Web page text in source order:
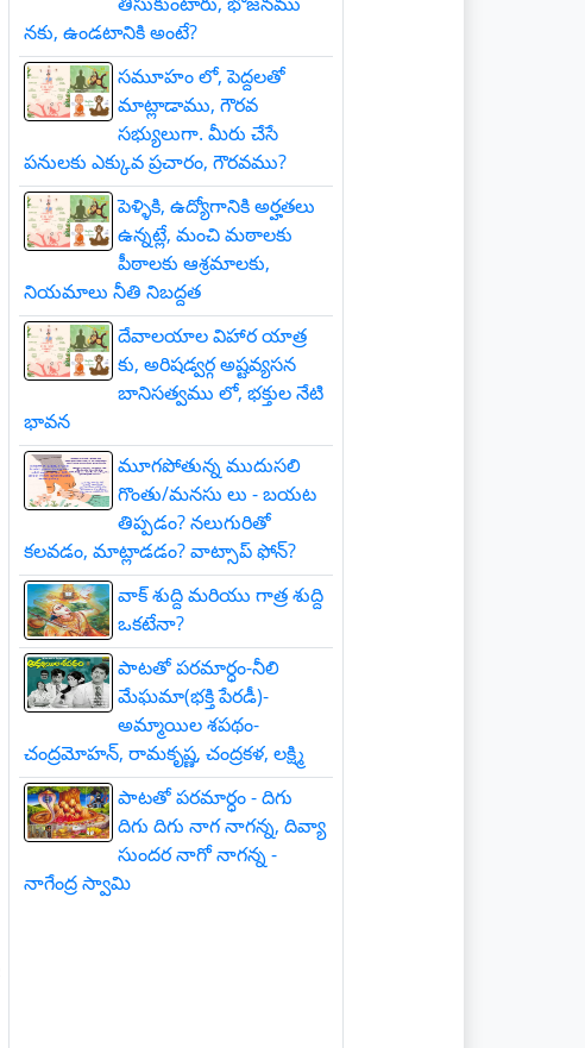
నకు, ఉండటానికి అంటే?
సమూహం లో, పెద్దలతో
మాట్లాడాము, గౌరవ
సభ్యులుగా. మీరు చేసే
పనులకు ఎక్కువ ప్రచారం, గౌరవము?
పెళ్ళికి, ఉద్యోగానికి అర్హతలు
ఉన్నట్లే, మంచి మఠాలకు
పీఠాలకు ఆశ్రమాలకు,
నియమాలు నీతి నిబద్దత
దేవాలయాల విహార యాత్ర
కు, అరిషడ్వర్గ అష్టవ్యసన
బానిసత్వము లో, భక్తుల నేటి
భావన
మూగపోతున్న ముదుసలి
గొంతు/మనసు లు - బయట
తిప్పడం? నలుగురితో
కలవడం, మాట్లాడడం? వాట్సాప్ ఫోన్?
వాక్ శుద్ది మరియు గాత్ర శుద్ది
ఒకటేనా?
పాటతో పరమార్ధం-నీలి
మేఘమా(భక్తి పేరడీ)-
అమ్మాయిల శపథం-
చంద్రమోహన్, రామకృష్ణ, చంద్రకళ, లక్ష్మి
పాటతో పరమార్ధం - దిగు
దిగు దిగు నాగ నాగన్న, దివ్యా
సుందర నాగో నాగన్న -
నాగేంద్ర స్వామి